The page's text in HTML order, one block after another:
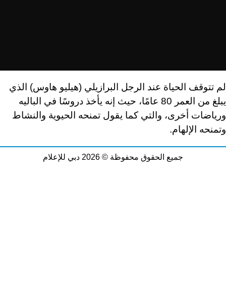
لم تتوقف الحياة عند الرجل البرازيلي (هيليو هاوس) الذي
يبلغ من العمر 80 عامًا، حيث إنه يأخذ دروسًا في الباليه
ورياضات أخرى، والتي كما يقول تمنحه الحيوية والنشاط
وتمنحه الإلهام.
جميع الحقوق محفوظة © 2026 دبي للإعلام